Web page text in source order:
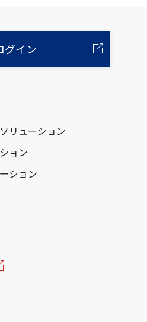
グイン
リューション
ョン
ション